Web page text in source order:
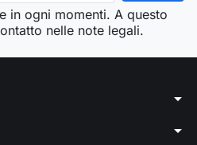
in ogni momenti. A questo
nelle note legali.
arrow_drop_down
arrow_drop_down